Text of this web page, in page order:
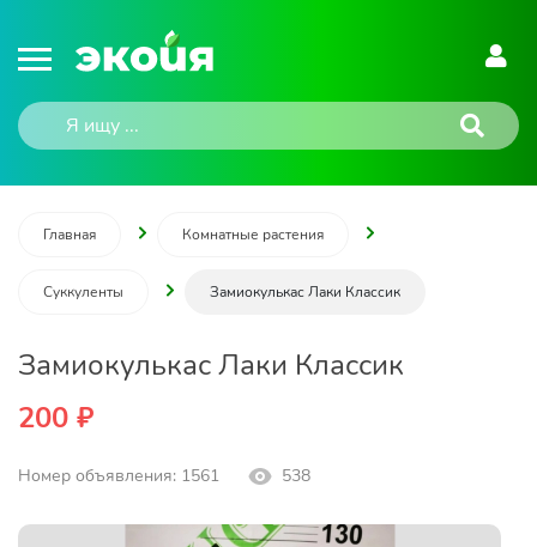
Главная Комнатные растения
Суккуленты Замиокулькас Лаки Классик
Замиокулькас Лаки Классик
200 ₽
Номер объявления: 1561 538